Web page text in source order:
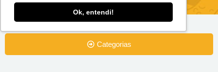
Ok, entendi!
Categorias